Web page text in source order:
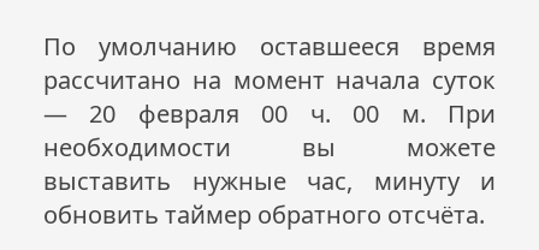
По умолчанию оставшееся время
рассчитано на момент начала суток
— 20 февраля 00 ч. 00 м. При
необходимости вы можете
выставить нужные час, минуту и
обновить таймер обратного отсчёта.